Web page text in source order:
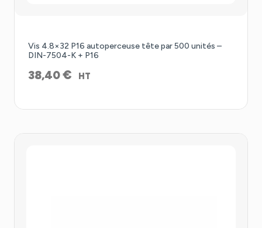
Vis 4.8×32 P16 autoperceuse tête par 500 unités –
DIN-7504-K + P16
38,40€ HT